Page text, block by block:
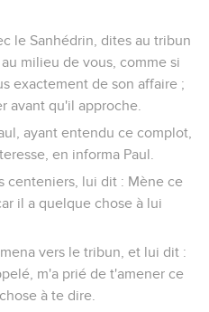
le Sanhédrin, dites au tribun
milieu de vous, comme si
exactement de son affaire ;
avant qu'il approche.
ayant entendu ce complot,
en informa Paul.
centeniers, lui dit : Mène ce
il a quelque chose à lui
vers le tribun, et lui dit :
m'a prié de t'amener ce
à te dire.